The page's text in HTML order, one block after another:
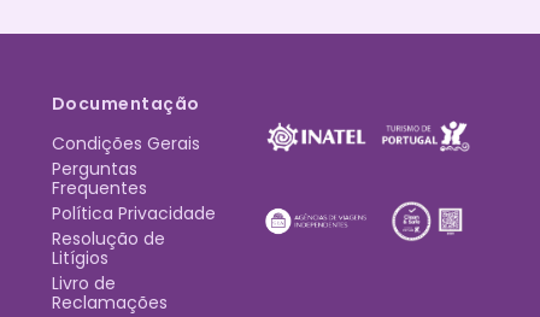
Documentação
Condições Gerais
Perguntas
Frequentes
Política Privacidade
Resolução de
Litígios
Livro de
Reclamações